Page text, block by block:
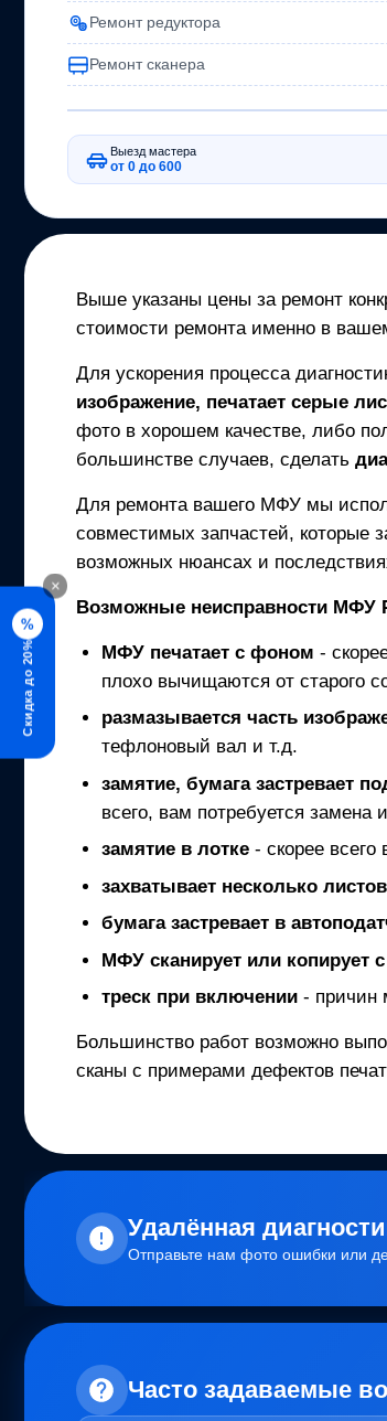
×
%
Скидка до 20%
Ремонт редуктора
Ремонт сканера
Выезд мастера
от 0 до 600
Выше указаны цены за ремонт
стоимости ремонта именно в
Для ускорения процесса
изображение, печатает серые
фото в хорошем качестве, либо
большинстве случаев, сделать
Для ремонта вашего МФУ мы
совместимых запчастей, которые
возможных нюансах и
Возможные неисправности МФУ
МФУпечатает с фоном -
плохо вычищаются от старого
размазывается часть
тефлоновый вал и т.д.
замятие, бумага застревает
всего, вам потребуется замена
замятие в лотке- скорее всего
захватывает несколько листов
бумага застревает в
МФУсканирует или копирует
треск при включении- причин
Большинство работ возможно
сканы с примерами дефектов
Удалённая
Отправьте нам фото ошибки или
Часто задаваемые